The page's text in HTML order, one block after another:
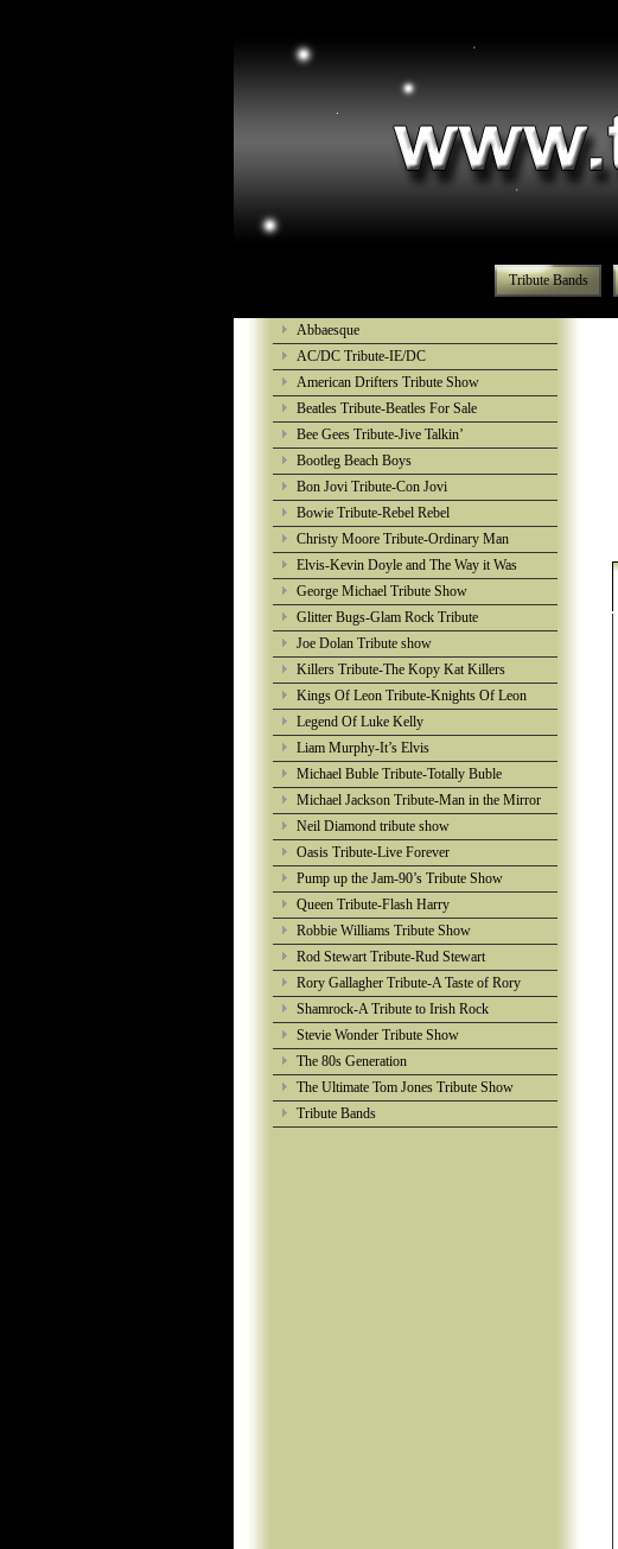
Tribute Bands
Abbaesque
AC/DC Tribute-IE/DC
American Drifters Tribute Show
Beatles Tribute-Beatles For Sale
Bee Gees Tribute-Jive Talkin’
Bootleg Beach Boys
Bon Jovi Tribute-Con Jovi
Bowie Tribute-Rebel Rebel
Christy Moore Tribute-Ordinary Man
Elvis-Kevin Doyle and The Way it Was
George Michael Tribute Show
Glitter Bugs-Glam Rock Tribute
Joe Dolan Tribute show
Killers Tribute-The Kopy Kat Killers
Kings Of Leon Tribute-Knights Of Leon
Legend Of Luke Kelly
Liam Murphy-It’s Elvis
Michael Buble Tribute-Totally Buble
Michael Jackson Tribute-Man in the Mirror
Neil Diamond tribute show
Oasis Tribute-Live Forever
Pump up the Jam-90’s Tribute Show
Queen Tribute-Flash Harry
Robbie Williams Tribute Show
Rod Stewart Tribute-Rud Stewart
Rory Gallagher Tribute-A Taste of Rory
Shamrock-A Tribute to Irish Rock
Stevie Wonder Tribute Show
The 80s Generation
The Ultimate Tom Jones Tribute Show
Tribute Bands